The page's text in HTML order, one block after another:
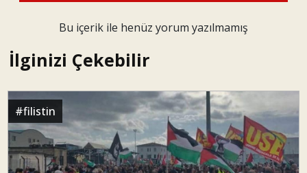
Bu içerik ile henüz yorum yazılmamış
İlginizi Çekebilir
#filistin